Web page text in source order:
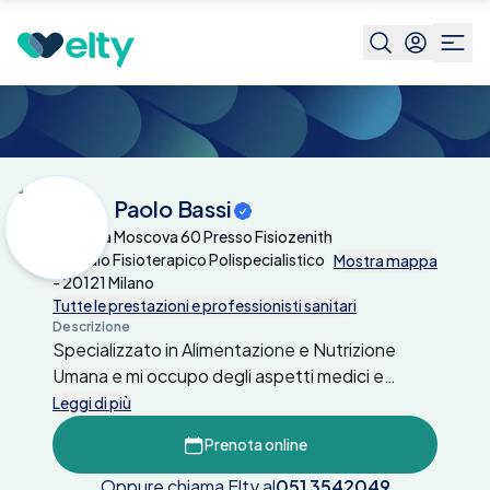
Dott. Paolo Bassi
Via Della Moscova 60 Presso Fisiozenith
- Studio Fisioterapico Polispecialistico
- 20121 Milano
Mostra mappa
Tutte le prestazioni e professionisti sanitari
Descrizione
Specializzato in Alimentazione e Nutrizione
Umana e mi occupo degli aspetti medici e
biologici della nutrizione. Mediante
l'elaborazione di piani alimentari mirati e
personalizzati, educo il paziente a nutrirsi in
modo consapevole al fine di migliorare la propria
Leggi di più
Prenota online